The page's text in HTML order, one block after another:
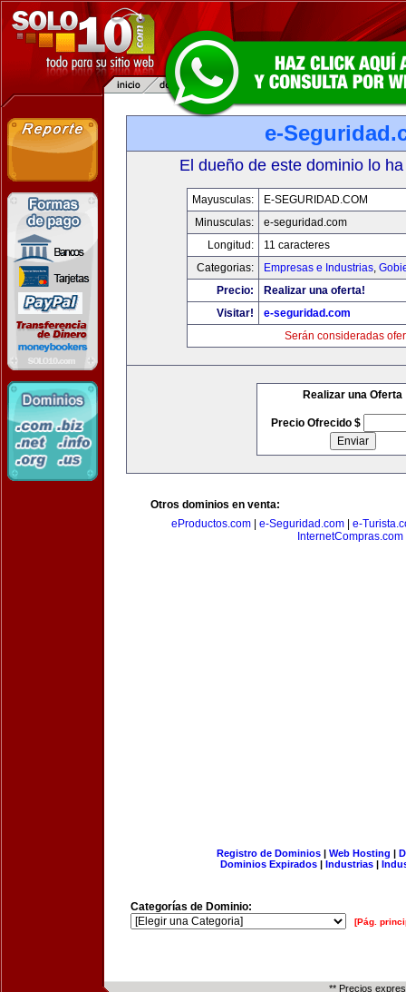
e-
El dueño de este dominio lo
Mayusculas:
E-SEGURIDAD.COM
Minusculas:
e-seguridad.com
Longitud:
11 caracteres
Categorias:
Empresas e Industrias,
Precio:
Realizar una oferta!
Visitar!
e-seguridad.com
Serán consideradas
Realizar una Oferta
Precio Ofrecido $
Otros dominios en venta:
eProductos.com
e-Seguridad.com
e-
InternetCompras.com
Registro de Dominios| Web Hosting |
Dominios Expirados | Industrias |
Categorías de Dominio:
[Pág.
** Precios